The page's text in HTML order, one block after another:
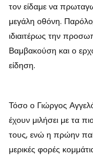
τον είδαμε να
μεγάλη οθόνη.
ιδιαιτέρως την
Βαμβακούση και ο
είδηση.
Τόσο ο Γιώργος
έχουν μιλήσει με τα
τους, ενώ η πρώην
μερικές φορές